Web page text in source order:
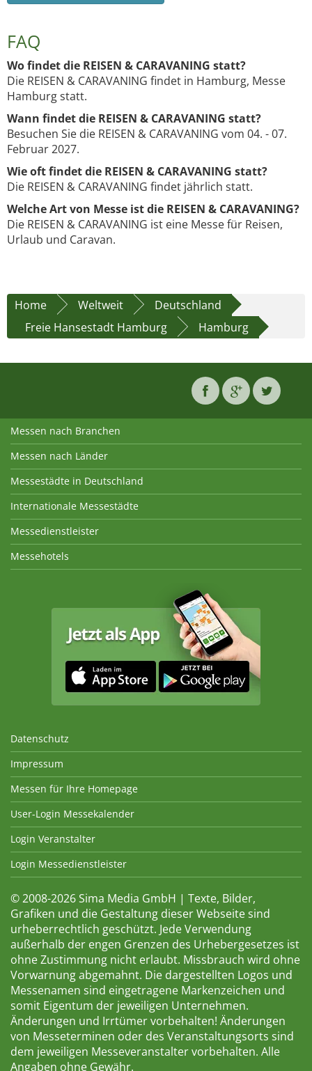
FAQ
Wo findet die REISEN & CARAVANING statt?
Die REISEN & CARAVANING findet in Hamburg, Messe
Hamburg statt.
Wann findet die REISEN & CARAVANING statt?
Besuchen Sie die REISEN & CARAVANING vom 04. - 07.
Februar 2027.
Wie oft findet die REISEN & CARAVANING statt?
Die REISEN & CARAVANING findet jährlich statt.
Welche Art von Messe ist die REISEN & CARAVANING?
Die REISEN & CARAVANING ist eine Messe für Reisen,
Urlaub und Caravan.
Home Weltweit
Deutschland
Freie Hansestadt Hamburg
Hamburg
Messen nach Branchen
Messen nach Länder
Messestädte in Deutschland
Internationale Messestädte
Messedienstleister
Messehotels
Datenschutz
Impressum
Messen für Ihre Homepage
User-Login Messekalender
Login Veranstalter
Login Messedienstleister
© 2008-2026 Sima Media GmbH | Texte, Bilder,
Grafiken und die Gestaltung dieser Webseite sind
urheberrechtlich geschützt. Jede Verwendung
außerhalb der engen Grenzen des Urhebergesetzes ist
ohne Zustimmung nicht erlaubt. Missbrauch wird ohne
Vorwarnung abgemahnt. Die dargestellten Logos und
Messenamen sind eingetragene Markenzeichen und
somit Eigentum der jeweiligen Unternehmen.
Änderungen und Irrtümer vorbehalten! Änderungen
von Messeterminen oder des Veranstaltungsorts sind
dem jeweiligen Messeveranstalter vorbehalten. Alle
Angaben ohne Gewähr.